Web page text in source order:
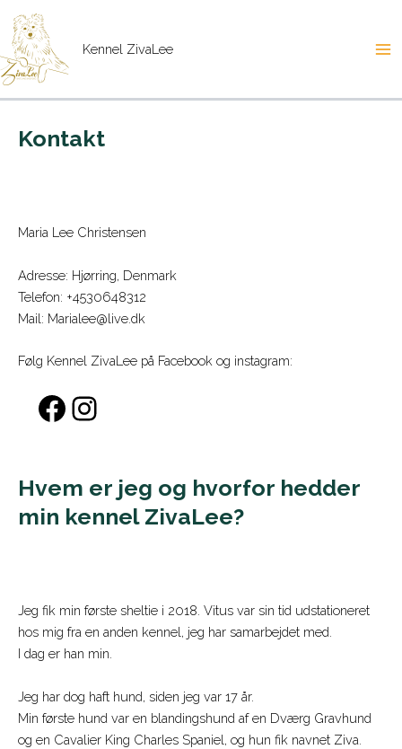
indholdet
Kennel ZivaLee
Kontakt
Maria Lee Christensen
Adresse: Hjørring, Denmark
Telefon: +4530648312
Mail: Marialee@live.dk
Følg Kennel ZivaLee på Facebook og instagram:
Facebook Instagram
Hvem er jeg og hvorfor hedder
min kennel ZivaLee?
Jeg fik min første sheltie i 2018. Vitus var sin tid udstationeret
hos mig fra en anden kennel, jeg har samarbejdet med.
I dag er han min.
Jeg har dog haft hund, siden jeg var 17 år.
Min første hund var en blandingshund af en Dværg Gravhund
og en Cavalier King Charles Spaniel, og hun fik navnet Ziva.